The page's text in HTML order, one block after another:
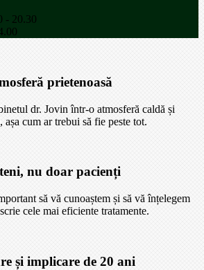
- 20.30
prietenoasă
dr. Jovin într-o atmosferă caldă și
așa cum ar trebui să fie peste tot.
nu doar pacienți
să vă cunoaștem și să vă înțelegem
cele mai eficiente tratamente.
și implicare de 20 ani